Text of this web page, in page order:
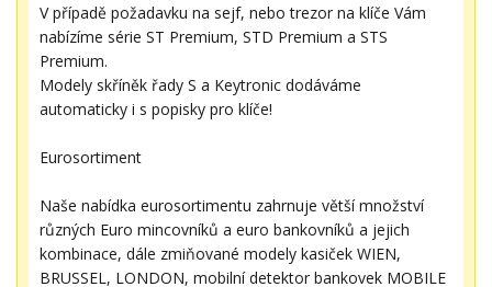
V případě požadavku na sejf, nebo trezor na klíče Vám
nabízíme série ST Premium, STD Premium a STS
Premium.
Modely skříněk řady S a Keytronic dodáváme
automaticky i s popisky pro klíče!
Eurosortiment
Naše nabídka eurosortimentu zahrnuje větší množství
různých Euro mincovníků a euro bankovníků a jejich
kombinace, dále zmiňované modely kasiček WIEN,
BRUSSEL, LONDON, mobilní detektor bankovek MOBILE